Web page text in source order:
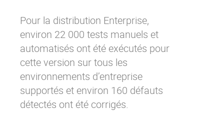
Pour la distribution Enterprise,
environ 22 000 tests manuels et
automatisés ont été exécutés pour
cette version sur tous les
environnements d’entreprise
supportés et environ 160 défauts
détectés ont été corrigés.